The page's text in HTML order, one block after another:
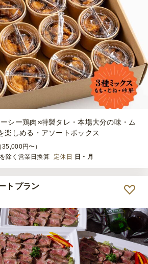
ーシー鶏肉×特製タレ・本場大分の味・ム
楽しめる・アソートボックス
35,000円〜）
除く営業日換算 定休日 日・月
トプラン